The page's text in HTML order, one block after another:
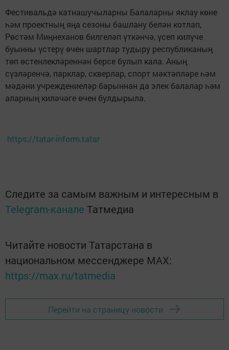
Фестивальдә катнашучыларны Балаларны яклау көне
һәм проектның яңа сезоны башлану белән котлап,
Рөстәм Миңнеханов билгеләп үткәнчә, үсеп килүче
буынны үстерү өчен шартлар тудыру республиканың
төп өстенлекләреннән берсе булып кала. Аның
сүзләренчә, парклар, скверлар, спорт мәктәпләре һәм
мәдәни учреждениеләр барыннан да элек балалар һәм
аларның киләчәге өчен булдырыла.
https://tatar-inform.tatar
Следите за самым важным и интересным в
Telegram-канале Татмедиа
Читайте новости Татарстана в
национальном мессенджере MАХ:
https://max.ru/tatmedia
Перейти на страницу новости